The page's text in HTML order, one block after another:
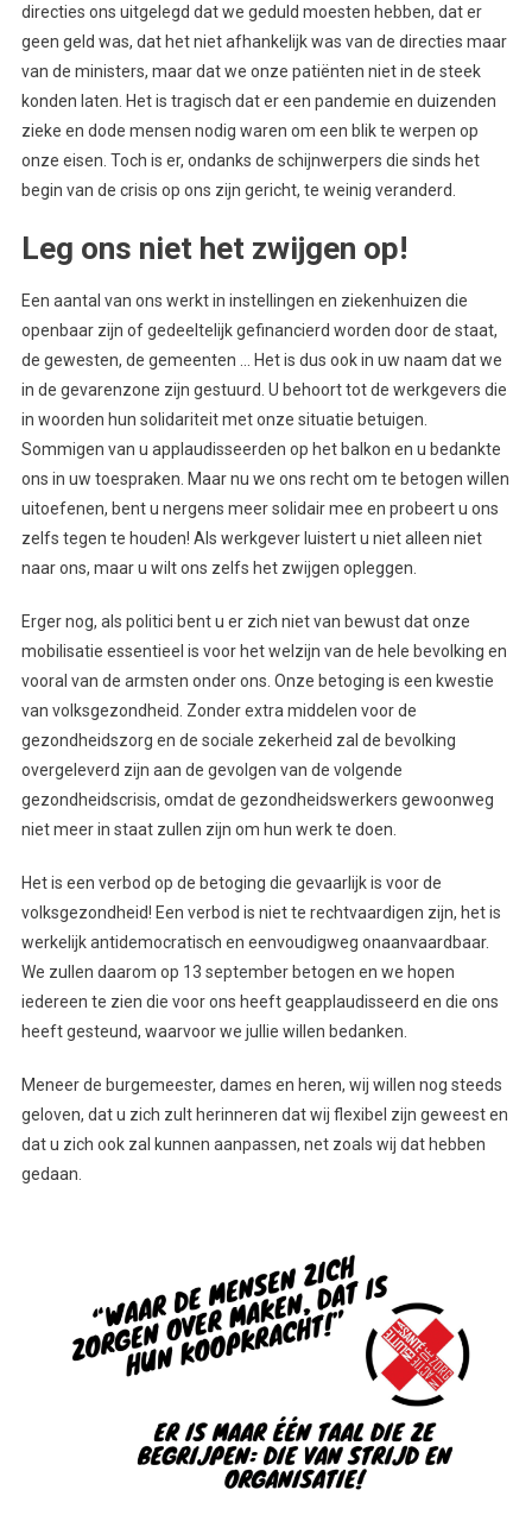
directies ons uitgelegd dat we geduld moesten hebben, dat er
geen geld was, dat het niet afhankelijk was van de directies maar
van de ministers, maar dat we onze patiënten niet in de steek
konden laten. Het is tragisch dat er een pandemie en duizenden
zieke en dode mensen nodig waren om een blik te werpen op
onze eisen. Toch is er, ondanks de schijnwerpers die sinds het
begin van de crisis op ons zijn gericht, te weinig veranderd.
Leg ons niet het zwijgen op!
Een aantal van ons werkt in instellingen en ziekenhuizen die
openbaar zijn of gedeeltelijk gefinancierd worden door de staat,
de gewesten, de gemeenten … Het is dus ook in uw naam dat we
in de gevarenzone zijn gestuurd. U behoort tot de werkgevers die
in woorden hun solidariteit met onze situatie betuigen.
Sommigen van u applaudisseerden op het balkon en u bedankte
ons in uw toespraken. Maar nu we ons recht om te betogen willen
uitoefenen, bent u nergens meer solidair mee en probeert u ons
zelfs tegen te houden! Als werkgever luistert u niet alleen niet
naar ons, maar u wilt ons zelfs het zwijgen opleggen.
Erger nog, als politici bent u er zich niet van bewust dat onze
mobilisatie essentieel is voor het welzijn van de hele bevolking en
vooral van de armsten onder ons. Onze betoging is een kwestie
van volksgezondheid. Zonder extra middelen voor de
gezondheidszorg en de sociale zekerheid zal de bevolking
overgeleverd zijn aan de gevolgen van de volgende
gezondheidscrisis, omdat de gezondheidswerkers gewoonweg
niet meer in staat zullen zijn om hun werk te doen.
Het is een verbod op de betoging die gevaarlijk is voor de
volksgezondheid! Een verbod is niet te rechtvaardigen zijn, het is
werkelijk antidemocratisch en eenvoudigweg onaanvaardbaar.
We zullen daarom op 13 september betogen en we hopen
iedereen te zien die voor ons heeft geapplaudisseerd en die ons
heeft gesteund, waarvoor we jullie willen bedanken.
Meneer de burgemeester, dames en heren, wij willen nog steeds
geloven, dat u zich zult herinneren dat wij flexibel zijn geweest en
dat u zich ook zal kunnen aanpassen, net zoals wij dat hebben
gedaan.